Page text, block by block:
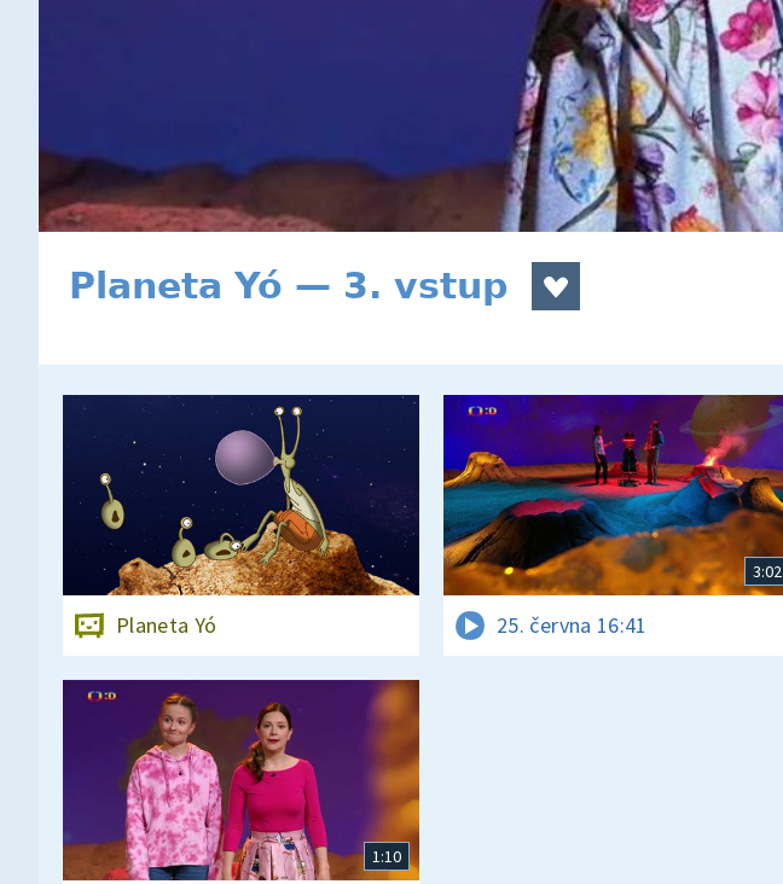
Planeta Yó — 3. vstup
Planeta Yó
3:02
25. června 16:41
1:10